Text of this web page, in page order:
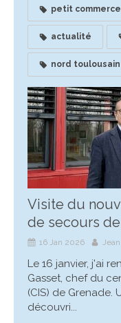
petit commerce
actualité
nord toulousain
Visite du
de secours
16 Jan 2026
Le 16 janvier, j'ai
Gasset, chef du
(CIS) de Grenade.
découvri...